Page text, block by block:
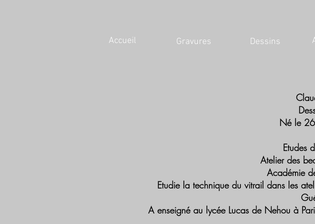
Accueil Gravures Dessins
Né le
Etudes
Atelier des
Académie
Etudie la technique du vitrail dans les
A enseigné au lycée Lucas de Nehou à